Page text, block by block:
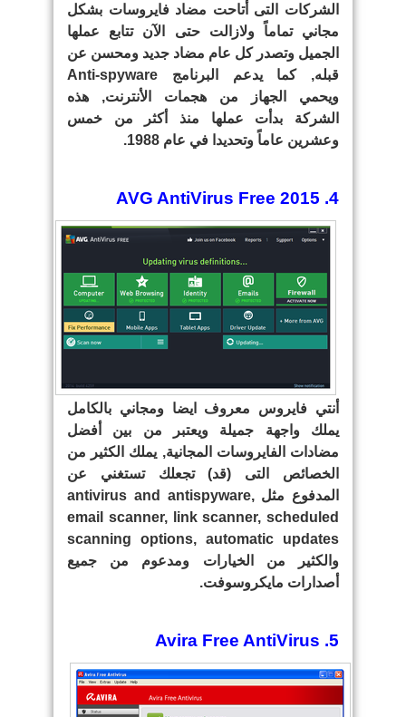
الشركات التى أتاحت مضاد فايروسات بشكل
مجاني تماماً ولازالت حتى الآن تتابع عملها
الجميل وتصدر كل عام مضاد جديد ومحسن عن
قبله, كما يدعم البرنامج Anti-spyware
ويحمي الجهاز من هجمات الأنترنت, هذه
الشركة بدأت عملها منذ أكثر من خمس
وعشرين عاماً وتحديدا في عام 1988.
4. AVG AntiVirus Free 2015
أنتي فايروس معروف ايضا ومجاني بالكامل
يملك واجهة جميلة ويعتبر من بين أفضل
مضادات الفايروسات المجانية, يملك الكثير من
الخصائص التى (قد) تجعلك تستغني عن
المدفوع مثل antivirus and antispyware,
email scanner, link scanner, scheduled
scanning options, automatic updates
والكثير من الخيارات ومدعوم من جميع
أصدارات مايكروسوفت.
5. Avira Free AntiVirus